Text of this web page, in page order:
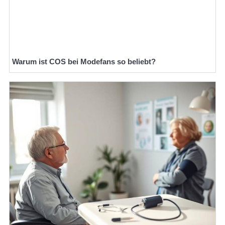
Warum ist COS bei Modefans so beliebt?